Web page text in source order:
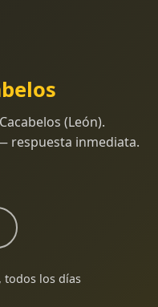
(León).
respuesta inmediata.
todos los días